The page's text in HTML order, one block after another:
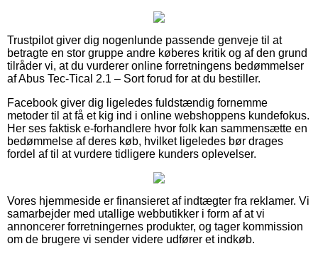
Trustpilot giver dig nogenlunde passende genveje til at
betragte en stor gruppe andre køberes kritik og af den grund
tilråder vi, at du vurderer online forretningens bedømmelser
af Abus Tec-Tical 2.1 – Sort forud for at du bestiller.
Facebook giver dig ligeledes fuldstændig fornemme
metoder til at få et kig ind i online webshoppens kundefokus.
Her ses faktisk e-forhandlere hvor folk kan sammensætte en
bedømmelse af deres køb, hvilket ligeledes bør drages
fordel af til at vurdere tidligere kunders oplevelser.
Vores hjemmeside er finansieret af indtægter fra reklamer. Vi
samarbejder med utallige webbutikker i form af at vi
annoncerer forretningernes produkter, og tager kommission
om de brugere vi sender videre udfører et indkøb.